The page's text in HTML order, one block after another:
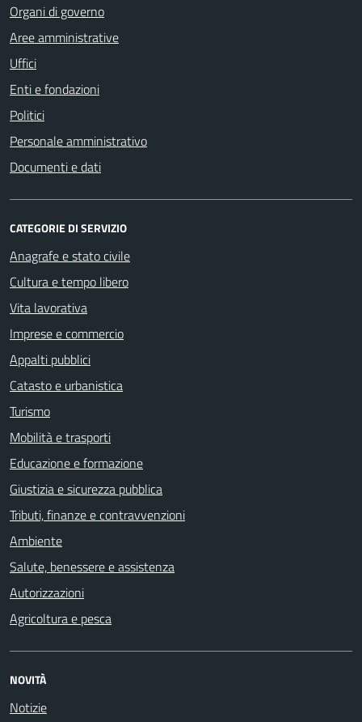
Organi di governo
Aree amministrative
Uffici
Enti e fondazioni
Politici
Personale amministrativo
Documenti e dati
CATEGORIE DI SERVIZIO
Anagrafe e stato civile
Cultura e tempo libero
Vita lavorativa
Imprese e commercio
Appalti pubblici
Catasto e urbanistica
Turismo
Mobilità e trasporti
Educazione e formazione
Giustizia e sicurezza pubblica
Tributi, finanze e contravvenzioni
Ambiente
Salute, benessere e assistenza
Autorizzazioni
Agricoltura e pesca
NOVITÀ
Notizie